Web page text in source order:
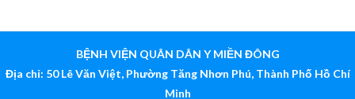
BỆNH VIỆN QUÂN DÂN Y MIỀN ĐÔNG
Địa chỉ: 50 Lê Văn Việt, Phường Tăng Nhơn Phú, Thành Phố Hồ Chí
Minh